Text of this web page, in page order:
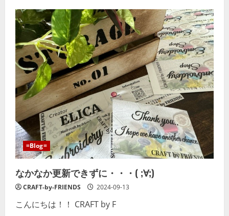
ー
=Blog=
なかなか更新できずに・・・( ;∀;)
CRAFT-by-FRIENDS 2024-09-13
こんにちは！！ CRAFT by F